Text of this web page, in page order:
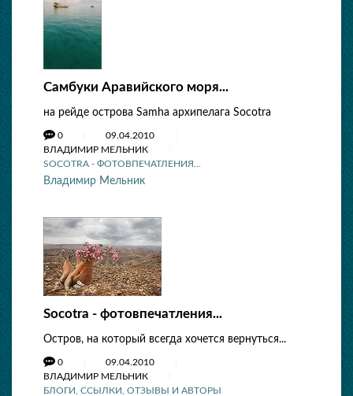
Самбуки Аравийского моря...
на рейде острова Samha архипелага Socotra
0
09.04.2010
ВЛАДИМИР МЕЛЬНИК
SOCOTRA - ФОТОВПЕЧАТЛЕНИЯ...
Владимир Мельник
Socotra - фотовпечатления...
Остров, на который всегда хочется вернуться...
0
09.04.2010
ВЛАДИМИР МЕЛЬНИК
БЛОГИ, ССЫЛКИ, ОТЗЫВЫ И АВТОРЫ